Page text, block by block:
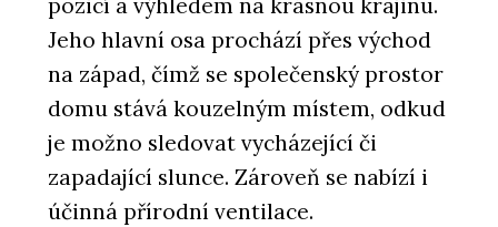
pozicí a výhledem na krásnou krajinu.
Jeho hlavní osa prochází přes východ
na západ, čímž se společenský prostor
domu stává kouzelným místem, odkud
je možno sledovat vycházející či
zapadající slunce. Zároveň se nabízí i
účinná přírodní ventilace.